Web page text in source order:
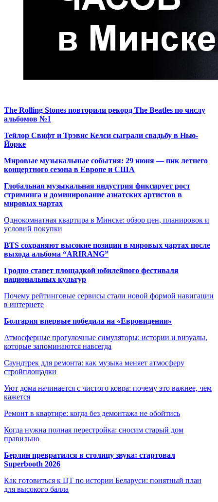
The Rolling Stones повторили рекорд The Beatles по числу
альбомов №1
Тейлор Свифт и Трэвис Келси сыграли свадьбу в Нью-
Йорке
Мировые музыкальные события: 29 июня — пик летнего
концертного сезона в Европе и США
Глобальная музыкальная индустрия фиксирует рост
стриминга и доминирование азиатских артистов в
мировых чартах
Однокомнатная квартира в Минске: обзор цен, планировок и
условий покупки
BTS сохраняют высокие позиции в мировых чартах после
выхода альбома “ARIRANG”
Гродно станет площадкой юбилейного фестиваля
национальных культур
Почему рейтинговые сервисы стали новой формой навигации
в интернете
Болгария впервые победила на «Евровидении»
Атмосферные прогулочные симуляторы: истории и визуалы,
которые запоминаются навсегда
Саундтрек для ремонта: как музыка меняет атмосферу
стройплощадки
Уют дома начинается с чистого ковра: почему это важнее, чем
кажется
Ремонт в квартире: когда без демонтажа не обойтись
Когда нужна полная перестройка: сносим старый дом
правильно
Берлин превратился в столицу звука: стартовал
Superbooth 2026
Как готовиться к ЦТ по истории Беларуси: понятный план
для высокого балла